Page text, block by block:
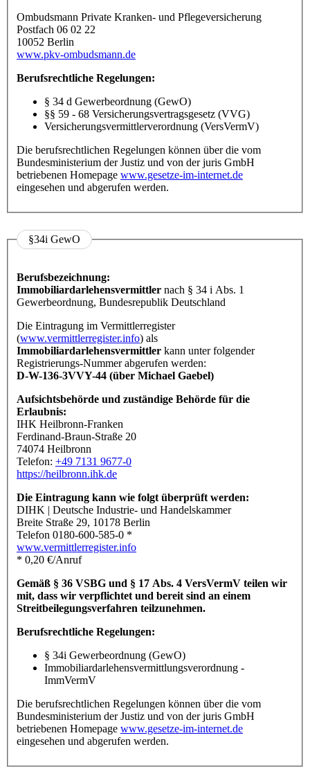
Ombudsmann Private Kranken- und Pflegeversicherung
Postfach 06 02 22
10052 Berlin
www.pkv-ombudsmann.de
Berufsrechtliche Regelungen:
§ 34 d Gewerbeordnung (GewO)
§§ 59 - 68 Versicherungsvertragsgesetz (VVG)
Versicherungsvermittlerverordnung (VersVermV)
Die berufsrechtlichen Regelungen können über die vom
Bundesministerium der Justiz und von der juris GmbH
betriebenen Homepage www.gesetze-im-internet.de
eingesehen und abgerufen werden.
§34i GewO
Berufsbezeichnung:
Immobiliardarlehensvermittler nach § 34 i Abs. 1
Gewerbeordnung, Bundesrepublik Deutschland
Die Eintragung im Vermittlerregister
(www.vermittlerregister.info) als
Immobiliardarlehensvermittler kann unter folgender
Registrierungs-Nummer abgerufen werden:
D-W-136-3VVY-44 (über Michael Gaebel)
Aufsichtsbehörde und zuständige Behörde für die
Erlaubnis:
IHK Heilbronn-Franken
Ferdinand-Braun-Straße 20
74074 Heilbronn
Telefon: +49 7131 9677-0
https://heilbronn.ihk.de
Die Eintragung kann wie folgt überprüft werden:
DIHK | Deutsche Industrie- und Handelskammer
Breite Straße 29, 10178 Berlin
Telefon 0180-600-585-0 *
www.vermittlerregister.info
* 0,20 €/Anruf
Gemäß § 36 VSBG und § 17 Abs. 4 VersVermV teilen wir
mit, dass wir verpflichtet und bereit sind an einem
Streitbeilegungsverfahren teilzunehmen.
Berufsrechtliche Regelungen:
§ 34i Gewerbeordnung (GewO)
Immobiliardarlehensvermittlungsverordnung -
ImmVermV
Die berufsrechtlichen Regelungen können über die vom
Bundesministerium der Justiz und von der juris GmbH
betriebenen Homepage www.gesetze-im-internet.de
eingesehen und abgerufen werden.